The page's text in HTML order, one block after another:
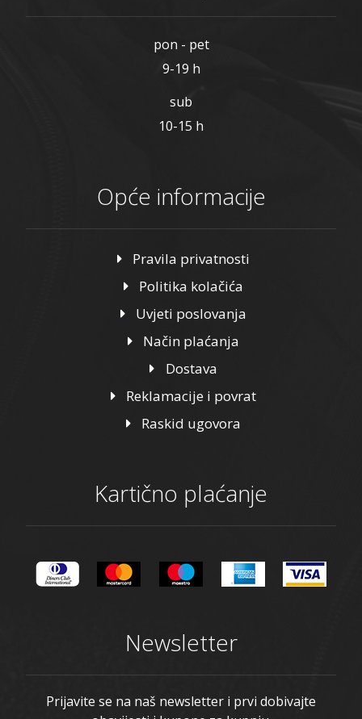
pon - pet
9-19 h
sub
10-15 h
Opće informacije
Pravila privatnosti
Politika kolačića
Uvjeti poslovanja
Način plaćanja
Dostava
Reklamacije i povrat
Raskid ugovora
Kartično plaćanje
Newsletter
Prijavite se na naš newsletter i prvi dobivajte